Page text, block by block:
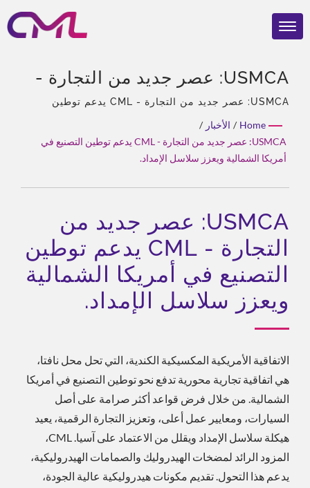
USMCA: عصر جديد من التجارة -
CML يدعم توطين التصنيع في
أمريكا الشمالية ويعزز سلاسل
الإمداد. | CML: مصنع مضخات
USMCA: عصر جديد من التجارة - CML يدعم توطين
عامًا من الخبرة، محترف في المضخات الهيدروليكية
والصمامات، الوكيل الوحيد في آسيا لشركة إكرلي، فريق
ذو خبرة، أنواع منتجات متنوعة، حل شامل، تخصيص مرن،
Home
/ الأخبار /
USMCA: عصر جديد من التجارة - CML يدعم توطين التصنيع في
أمريكا الشمالية ويعزز سلاسل الإمداد.
USMCA: عصر جديد من
التجارة - CML يدعم توطين
التصنيع في أمريكا الشمالية
ويعزز سلاسل الإمداد.
الاتفاقية الأمريكية المكسيكية الكندية، التي تحل محل نافتا،
هي اتفاقية تجارية محورية تدفع نحو توطين التصنيع في أمريكا
الشمالية. من خلال فرض قواعد أكثر صرامة على أصل
السيارات، ومعايير عمل أعلى، وتعزيز التجارة الرقمية، يعيد
هيكلة سلاسل الإمداد ويقلل من الاعتماد على آسيا. CML،
المزود الرائد لمضخات الهيدروليك والصمامات الهيدروليكية،
يدعم هذا التحول. تقديم مكونات هيدروليكية عالية الجودة،